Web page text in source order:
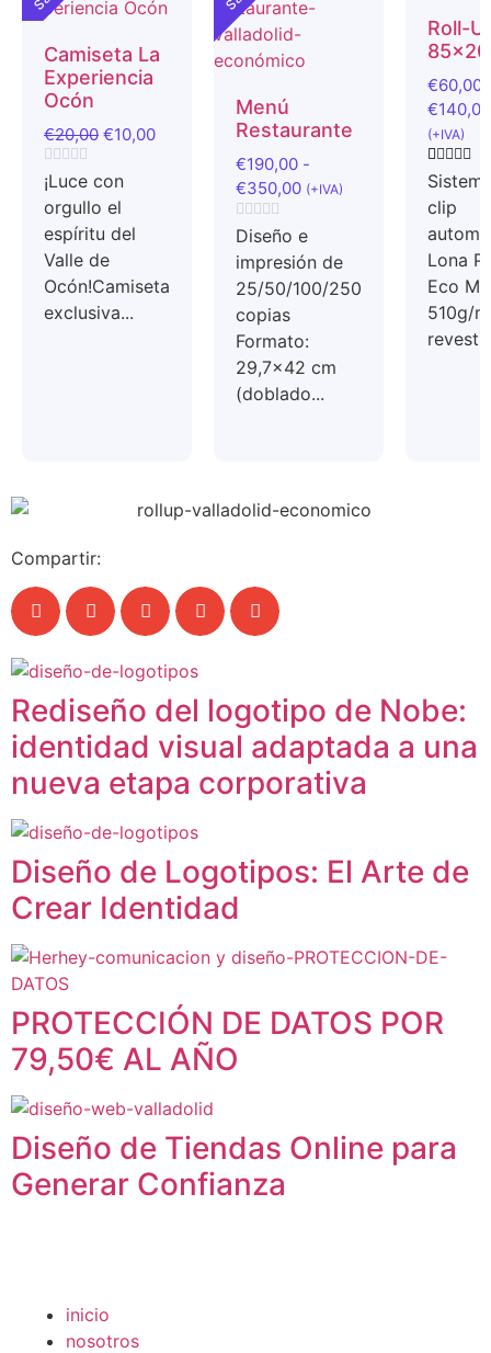
Camiseta La
Experiencia
Ocón
€20,00 €10,00
Valorado
con
0
5
¡Luce con
orgullo el
espíritu del
Valle de
Ocón!Camiseta
exclusiva...
Menú
Restaurante
€190,00 -
€350,00 (+IVA)
Valorado
con
0
5
Diseño e
impresión de
25/50/100/250
copias
Formato:
29,7x42 cm
(doblado...
Roll-
€60,00
€140,00
(+IVA)
Valorado
5.00de 5
base a
1
un cliente
clip
Lona
Eco M1
510g/
Compartir:
Rediseño del logotipo de Nobe:
identidad visual adaptada a una
nueva etapa corporativa
Diseño de Logotipos: El Arte de
Crear Identidad
PROTECCIÓN DE DATOS POR
79,50€ AL AÑO
Diseño de Tiendas Online para
Generar Confianza
inicio
nosotros